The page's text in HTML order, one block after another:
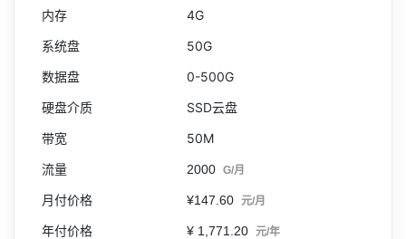
4G
50G
0-500G
SSD云盘
50M
2000 G/月
¥147.60 元/月
¥ 1,771.20 元/年